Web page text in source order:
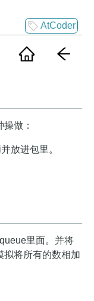
AtCoder
做：
放进包里。
里面。并将
拟将所有的数相加